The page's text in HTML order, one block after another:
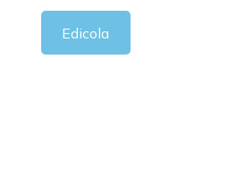
Edicola